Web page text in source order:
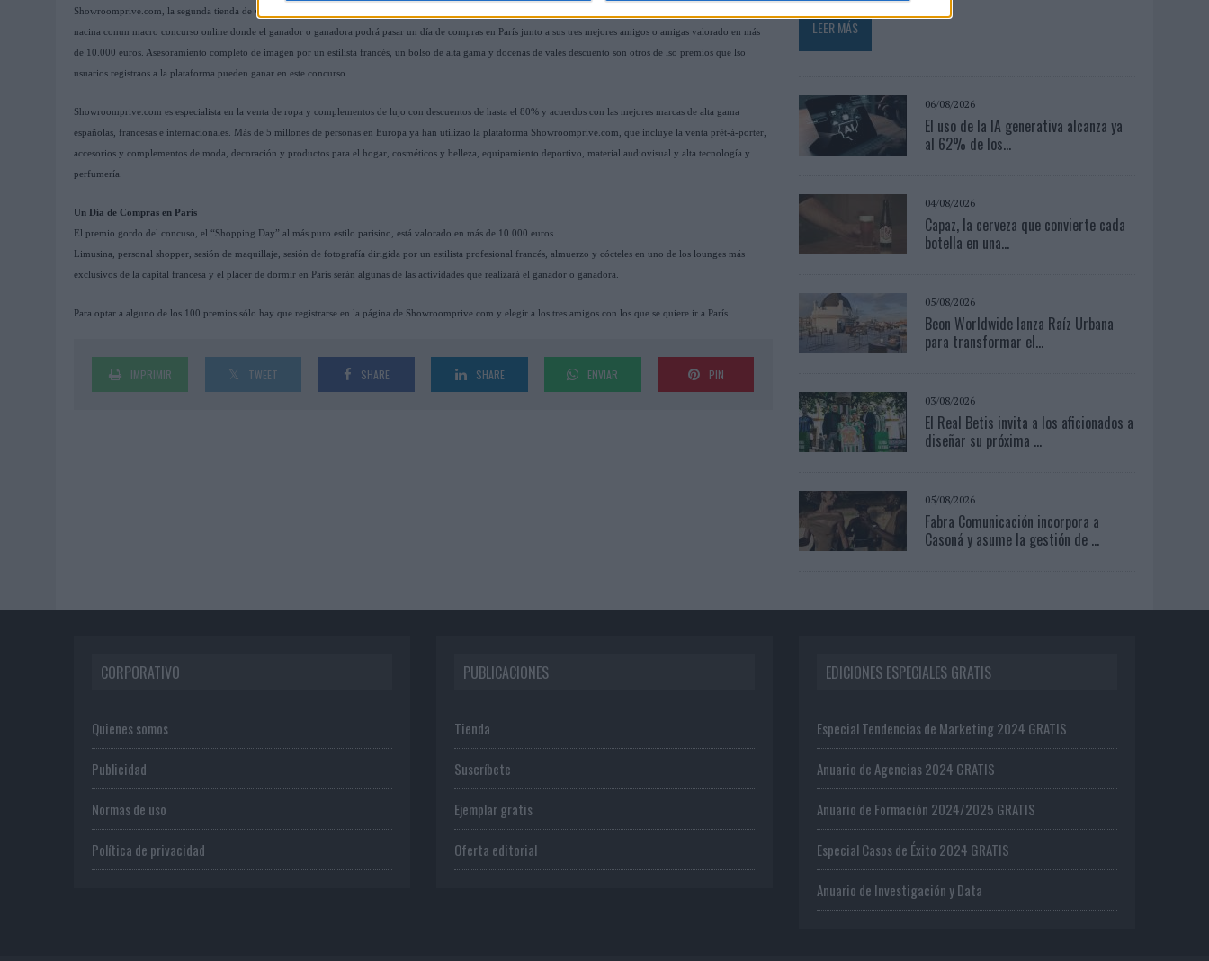
Showroomprive.com, la segunda tienda de ventas privadas online de Europa en volumen de ventas que acaba de aterrizar España, arropa su lanzamiento en el mercado
nacina conun macro concurso online donde el ganador o ganadora podrá pasar un día de compras en París junto a sus tres mejores amigos o amigas valorado en más
de 10.000 euros. Asesoramiento completo de imagen por un estilista francés, un bolso de alta gama y docenas de vales descuento son otros de lso premios que lso
usuarios registraos a la plataforma pueden ganar en este concurso.
Showroomprive.com es especialista en la venta de ropa y complementos de lujo con descuentos de hasta el 80% y acuerdos con las mejores marcas de alta gama
españolas, francesas e internacionales. Más de 5 millones de personas en Europa ya han utilizao la plataforma Showroomprive.com, que incluye la venta prèt-à-porter,
accesorios y complementos de moda, decoración y productos para el hogar, cosméticos y belleza, equipamiento deportivo, material audiovisual y alta tecnología y
perfumería.
Un Día de Compras en Paris
El premio gordo del concuso, el “Shopping Day” al más puro estilo parisino, está valorado en más de 10.000 euros.
Limusina, personal shopper, sesión de maquillaje, sesión de fotografía dirigida por un estilista profesional francés, almuerzo y cócteles en uno de los lounges más
exclusivos de la capital francesa y el placer de dormir en París serán algunas de las actividades que realizará el ganador o ganadora.
Para optar a alguno de los 100 premios sólo hay que registrarse en la página de Showroomprive.com y elegir a los tres amigos con los que se quiere ir a París.
IMPRIMIR TWEET SHARE SHARE ENVIAR PIN
LEER MÁS
06/08/2026
El uso de la IA generativa alcanza ya
al 62% de los...
04/08/2026
Capaz, la cerveza que convierte cada
botella en una...
05/08/2026
Beon Worldwide lanza Raíz Urbana
para transformar el...
03/08/2026
El Real Betis invita a los aficionados a
diseñar su próxima ...
05/08/2026
Fabra Comunicación incorpora a
Casoná y asume la gestión de ...
CORPORATIVO
Quienes somos
Publicidad
Normas de uso
Política de privacidad
PUBLICACIONES
Tienda
Suscríbete
Ejemplar gratis
Oferta editorial
EDICIONES ESPECIALES GRATIS
Especial Tendencias de Marketing 2024 GRATIS
Anuario de Agencias 2024 GRATIS
Anuario de Formación 2024/2025 GRATIS
Especial Casos de Éxito 2024 GRATIS
Anuario de Investigación y Data